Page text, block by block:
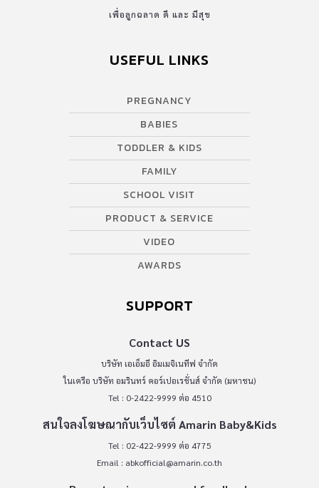
เพื่อลูกฉลาด ดี และ มีสุข
USEFUL LINKS
PREGNANCY
BABIES
TODDLER & KIDS
FAMILY
SCHOOL VISIT
PRODUCT & SERVICE
VIDEO
AWARDS
SUPPORT
Contact US
บริษัท เอเอ็มอี อิมเมจิเนทีฟ จำกัด
ในเครือ บริษัท อมรินทร์ คอร์เปอเรชั่นส์ จำกัด (มหาชน)
Tel : 0-2422-9999 ต่อ 4510
สนใจลงโฆษณากับเว็บไซต์ Amarin Baby&Kids
Tel : 02-422-9999 ต่อ 4775
Email : abkofficial@amarin.co.th